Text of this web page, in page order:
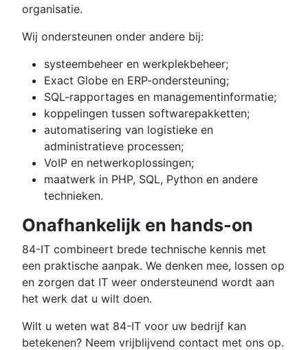
organisatie.
Wij ondersteunen onder andere bij:
systeembeheer en werkplekbeheer;
Exact Globe en ERP-ondersteuning;
SQL-rapportages en managementinformatie;
koppelingen tussen softwarepakketten;
automatisering van logistieke en
administratieve processen;
VoIP en netwerkoplossingen;
maatwerk in PHP, SQL, Python en andere
technieken.
Onafhankelijk en hands-on
84-IT combineert brede technische kennis met
een praktische aanpak. We denken mee, lossen op
en zorgen dat IT weer ondersteunend wordt aan
het werk dat u wilt doen.
Wilt u weten wat 84-IT voor uw bedrijf kan
betekenen? Neem vrijblijvend contact met ons op.